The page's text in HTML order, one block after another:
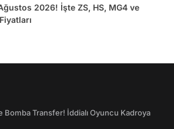
2026! İşte ZS, HS, MG4 ve
Bomba Transfer! İddialı Oyuncu Kadroya